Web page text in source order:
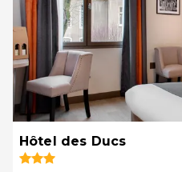
Hôtel des Ducs